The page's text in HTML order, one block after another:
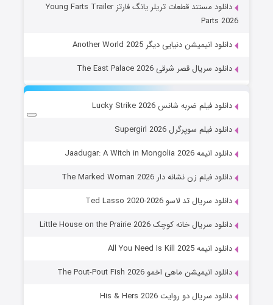
دانلود مستند قطعات تریلر یانگ فارتز Young Farts Trailer
Parts 2026
دانلود انیمیشن دنیایی دیگر Another World 2025
دانلود سریال قصر شرقی The East Palace 2026
دانلود فیلم ضربه شانس Lucky Strike 2026
دانلود فیلم سوپرگرل Supergirl 2026
دانلود انیمه Jaadugar: A Witch in Mongolia 2026
دانلود فیلم زن نشانه دار The Marked Woman 2026
دانلود سریال تد لاسو Ted Lasso 2020-2026
دانلود سریال خانه کوچک Little House on the Prairie 2026
دانلود انیمه All You Need Is Kill 2025
دانلود انیمیشن ماهی اخمو The Pout-Pout Fish 2026
دانلود سریال دو روایت His & Hers 2026